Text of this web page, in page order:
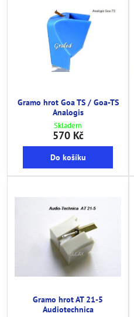
Gramo hrot Goa TS / Goa-TS
Analogis
Skladem
570 Kč
Do košíku
Gramo hrot AT 21-5
Audiotechnica